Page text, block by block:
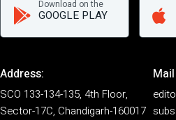
Download on the
GOOGLE PLAY
Address:
SCO 133-134-135, 4th Floor,
Sector-17C, Chandigarh-160017